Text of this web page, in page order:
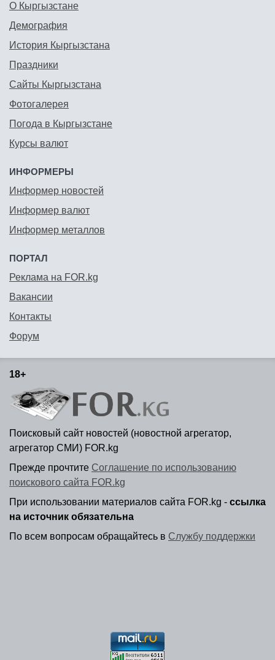
О Кыргызстане
Демография
История Кыргызстана
Праздники
Сайты Кыргызстана
Фотогалерея
Погода в Кыргызстане
Курсы валют
ИНФОРМЕРЫ
Информер новостей
Информер валют
Информер металлов
ПОРТАЛ
Реклама на FOR.kg
Вакансии
Контакты
Форум
18+
Поисковый сайт новостей (новостной агрегатор,
агрегатор СМИ) FOR.kg
Прежде прочтите Соглашение по использованию
поискового сайта FOR.kg
При использовании материалов сайта FOR.kg - ссылка
на источник обязательна
По всем вопросам обращайтесь в Службу поддержки